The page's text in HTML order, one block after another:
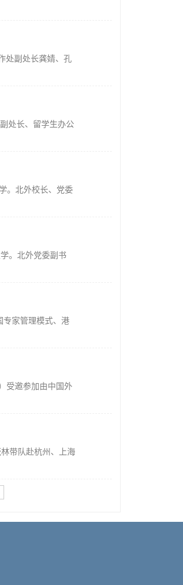
处副处长龚婧、孔
处长、留学生办公
。北外校长、党委
。北外党委副书
专家管理模式、港
受邀参加由中国外
带队赴杭州、上海